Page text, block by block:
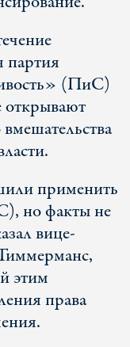
партия
(ПиС)
открывают
применить
но факты не
вице-
этим
права